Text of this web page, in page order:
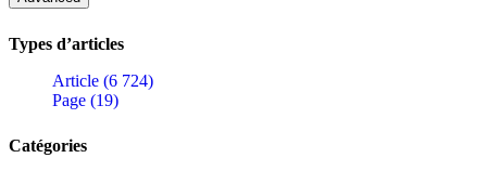
Types d’articles
Article (6 724)
Page (19)
Catégories